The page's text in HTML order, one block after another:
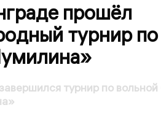
прошёл
турнир
турнир по